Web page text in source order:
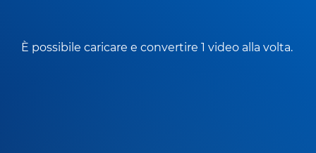
È possibile caricare e convertire 1 video alla volta.